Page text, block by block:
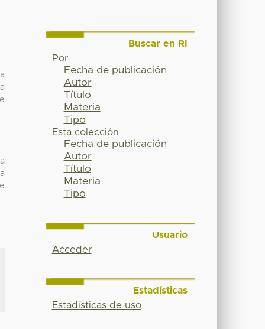
Buscar en RI
Por
Fecha de publicación
Autor
Título
Materia
Tipo
Esta colección
Fecha de publicación
Autor
Título
Materia
Tipo
Usuario
Acceder
Estadísticas
Estadísticas de uso